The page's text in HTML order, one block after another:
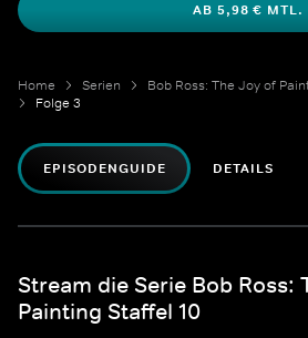
AB 5,98 € MTL.
Home Serien Bob Ross: The Joy of
Folge 3
EPISODENGUIDE DETAILS
Stream die Serie Bob Ross:
Painting Staffel 10